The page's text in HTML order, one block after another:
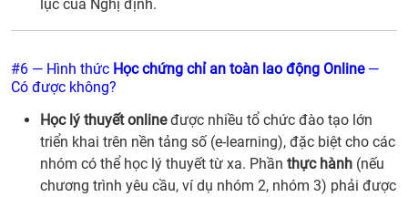
lục của Nghị định.
#6 — Hình thức Học chứng chỉ an toàn lao động Online—
Có được không?
Học lý thuyết onlineđược nhiều tổ chức đào tạo lớn
triển khai trên nền tảng số (e-learning), đặc biệt cho các
nhóm có thể học lý thuyết từ xa. Phần thực hành (nếu
chương trình yêu cầu, ví dụ nhóm 2, nhóm 3) phải được